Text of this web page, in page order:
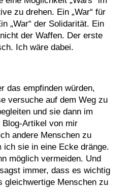
zu drehen. Ein „War“ für
„War“ der Solidarität. Ein
der Waffen. Der erste
Ich wäre dabei.
das empfinden würden,
versuche auf dem Weg zu
und sie dann im
Blog-Artikel von mir
andere Menschen zu
ich sie in eine Ecke dränge.
möglich vermeiden. Und
immer, dass es wichtig
gleichwertige Menschen zu